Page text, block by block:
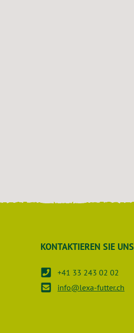
KONTAKTIEREN SIE UNS
+41 33 243 02 02
info@lexa-futter.ch